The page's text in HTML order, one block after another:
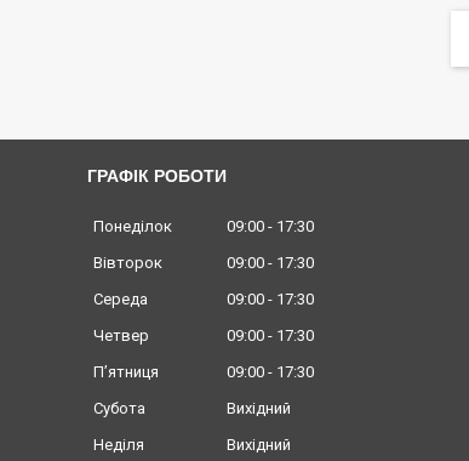
ГРАФІК РОБОТИ
Понеділок 09:00
17:30
Вівторок
09:00
17:30
Середа
09:00
17:30
Четвер
09:00
17:30
Пʼятниця
09:00
17:30
Субота
Вихідний
Неділя
Вихідний